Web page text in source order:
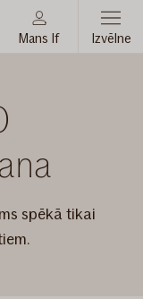
Mans If Izvēlne
spēkā tikai